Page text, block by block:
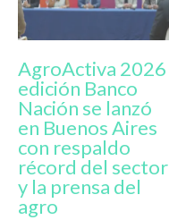
AgroActiva 2026
edición Banco
Nación se lanzó
en Buenos Aires
con respaldo
récord del sector
y la prensa del
agro